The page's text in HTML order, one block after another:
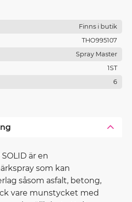
Finns i butik
THO995107
Spray Master
1ST
6
SOLID är en
som kan
såsom asfalt, betong,
vare munstycket med